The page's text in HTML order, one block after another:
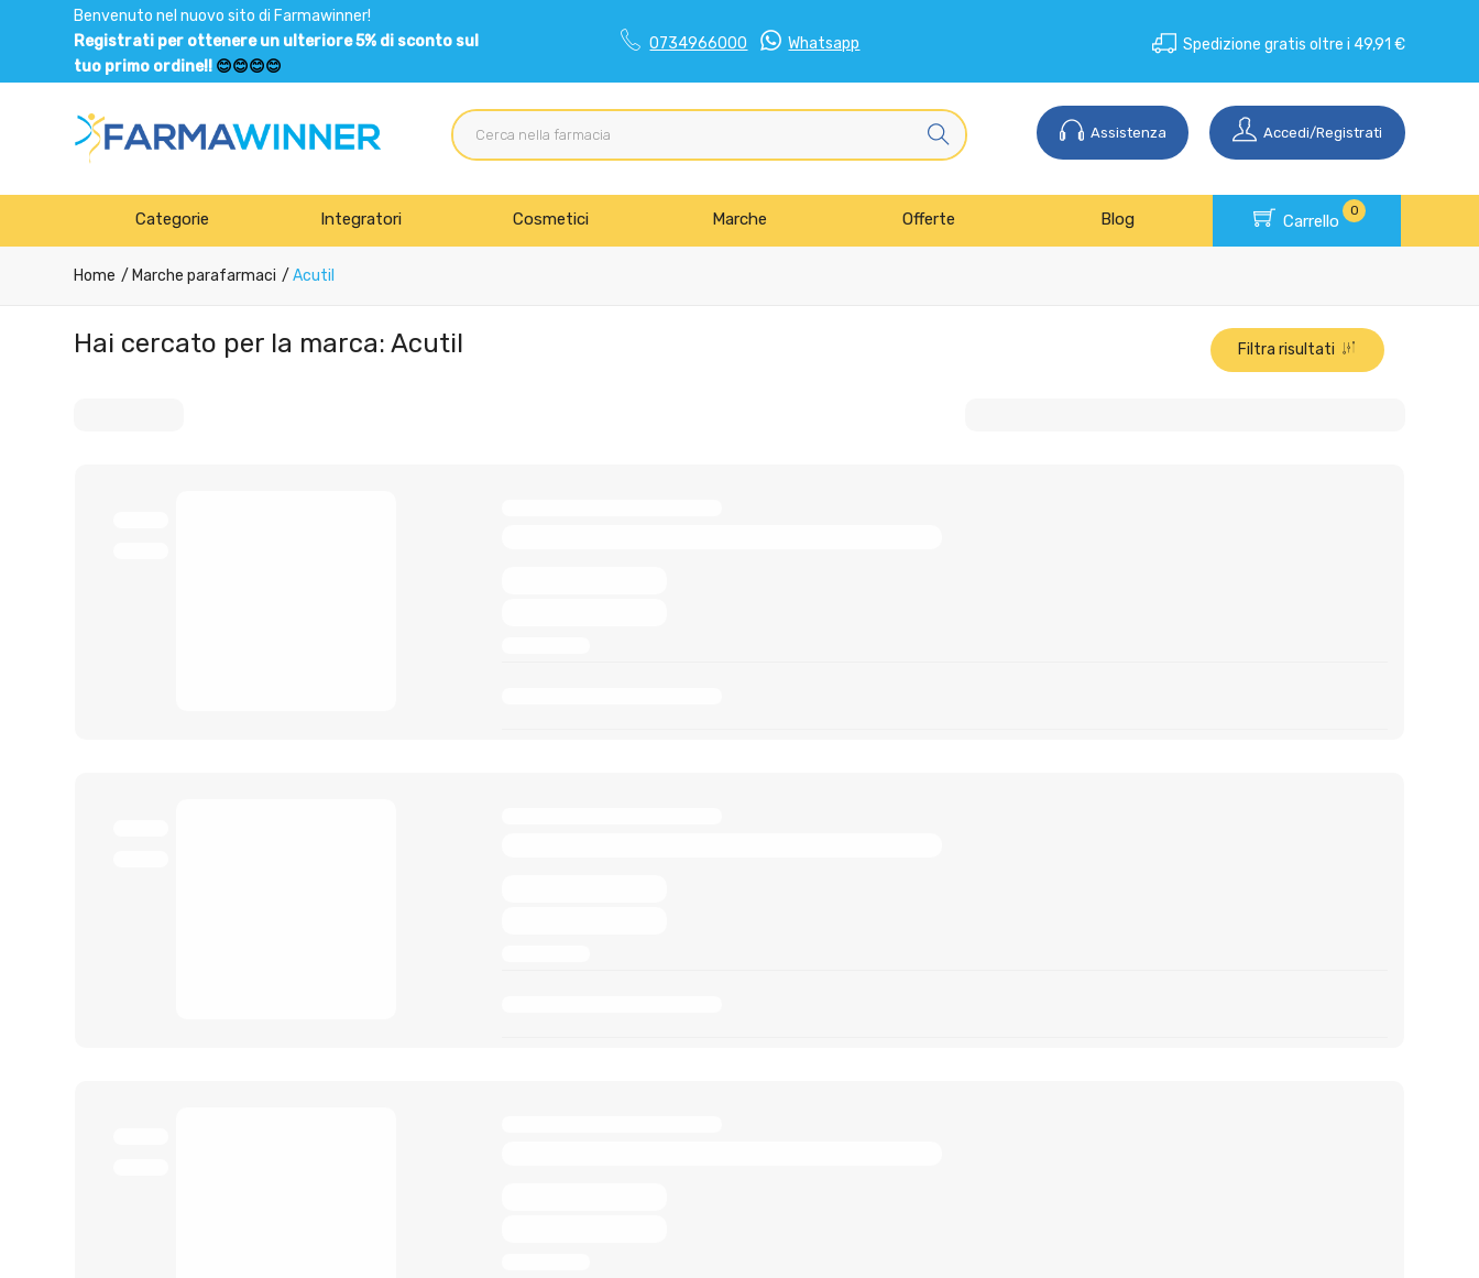
Benvenuto nel nuovo sito di Farmawinner!
Registrati per ottenere un ulteriore 5% di sconto sul
tuo primo ordine!! 😊😊😊😊
0734966000 Whatsapp Spedizione gratis oltre i 49,91 €
Assistenza Accedi/Registrati
Categorie Integratori Cosmetici Marche Offerte Blog Carrello
0
Home Marche parafarmaci Acutil
Hai cercato per la marca: Acutil Filtra risultati